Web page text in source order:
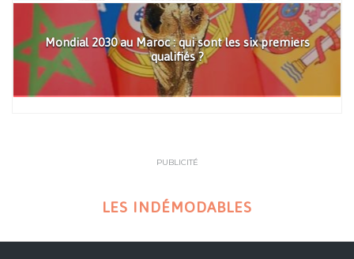
Mondial 2030 au Maroc : qui sont les six premiers
qualifiés ?
PUBLICITÉ
LES INDÉMODABLES